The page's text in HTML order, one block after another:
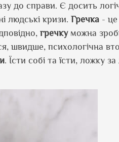
до справи. Є досить
людські кризи. Гречка -
гречкуможна
швидше, психологічна
. Їсти собі та їсти, ложку